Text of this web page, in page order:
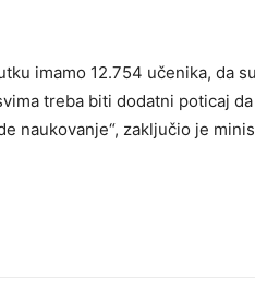
imamo 12.754 učenika, da
treba biti dodatni poticaj
naukovanje“, zaključio je